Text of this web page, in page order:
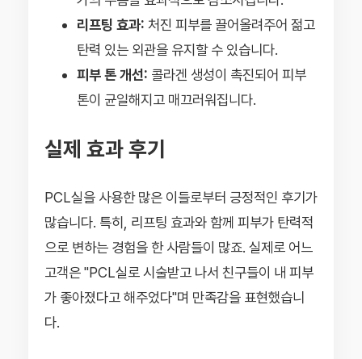
리프팅 효과: 처진 피부를 끌어올려주어 젊고
탄력 있는 외관을 유지할 수 있습니다.
피부 톤 개선: 콜라겐 생성이 촉진되어 피부
톤이 균일해지고 매끄러워집니다.
실제 효과 후기
PCL실을 사용한 많은 이들로부터 긍정적인 후기가
많습니다. 특히, 리프팅 효과와 함께 피부가 탄력적
으로 변하는 경험을 한 사람들이 많죠. 실제로 어느
고객은 "PCL실로 시술받고 나서 친구들이 내 피부
가 좋아졌다고 해주었다"며 만족감을 표현했습니
다.